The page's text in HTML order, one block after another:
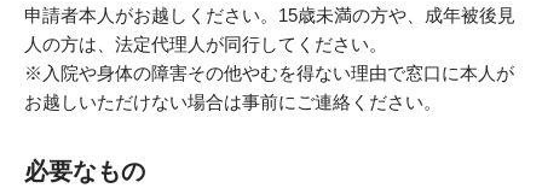
申請者本人がお越しください。15歳未満の方や、成年被後見
人の方は、法定代理人が同行してください。
※入院や身体の障害その他やむを得ない理由で窓口に本人が
お越しいただけない場合は事前にご連絡ください。
必要なもの